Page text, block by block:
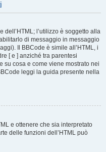
dell’HTML; l’utilizzo è soggetto alla
di messaggio in messaggio
Il BBCode è simile all’HTML, i
[ e ] anziché tra parentesi
su cosa e come viene mostrato nei
leggi la guida presente nella
e ottenere che sia interpretato
delle funzioni dell’HTML può